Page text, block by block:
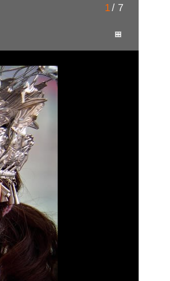
1/ 7